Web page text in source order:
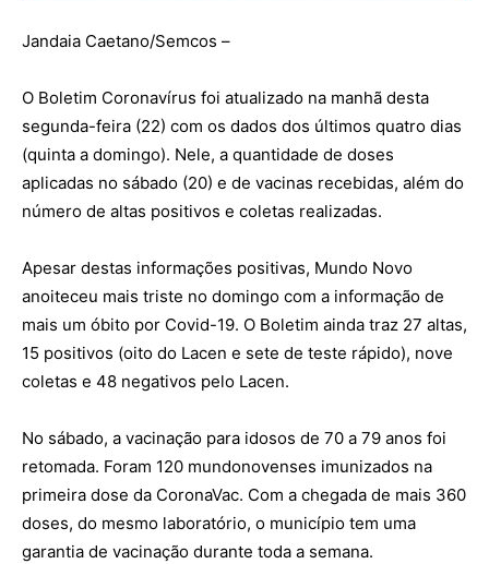
Jandaia Caetano/Semcos –
O Boletim Coronavírus foi atualizado na manhã desta
segunda-feira (22) com os dados dos últimos quatro dias
(quinta a domingo). Nele, a quantidade de doses
aplicadas no sábado (20) e de vacinas recebidas, além do
número de altas positivos e coletas realizadas.
Apesar destas informações positivas, Mundo Novo
anoiteceu mais triste no domingo com a informação de
mais um óbito por Covid-19. O Boletim ainda traz 27 altas,
15 positivos (oito do Lacen e sete de teste rápido), nove
coletas e 48 negativos pelo Lacen.
No sábado, a vacinação para idosos de 70 a 79 anos foi
retomada. Foram 120 mundonovenses imunizados na
primeira dose da CoronaVac. Com a chegada de mais 360
doses, do mesmo laboratório, o município tem uma
garantia de vacinação durante toda a semana.